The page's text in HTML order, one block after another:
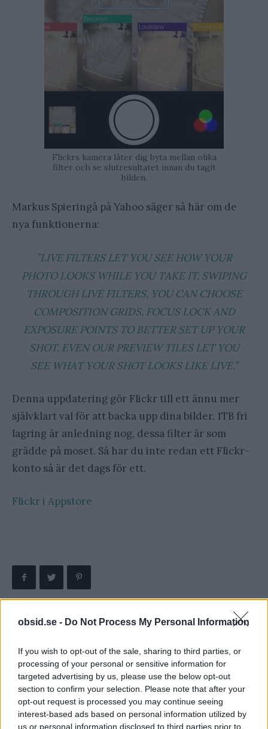
obsid.se - Do Not Process My Personal Information
If you wish to opt-out of the sale, sharing to third parties, or
processing of your personal or sensitive information for
targeted advertising by us, please use the below opt-out
section to confirm your selection. Please note that after your
opt-out request is processed you may continue seeing
interest-based ads based on personal information utilized by
us or personal information disclosed to third parties prior to
Flickrs kamera låter dig byta mellan olika
filter och se slutresultatet innan du tagit
bilden.
Markus Spieringå på Yahoo säger så här om de
nya funktionerna:
”LIVE FILTERS LET YOU SEE HOW YOUR
PHOTO LOOKS WHILE YOU TAKE IT. SWIPING
THROUGH LIVE FILTERS, YOU CAN CHOOSE
COMPOSITION GRIDS, FOCUS LOCK AND
EXPOSURE POINTS TO BETTER SET UP YOUR
SHOT. EVEN OUR PREVIEW TILES LET YOU
SEE WHAT YOUR SHOT LOOKS LIKE LIVE.”
Denna uppdatering gör Flickr till ett ännu mer
självklart val för att backa upp dina bilder. 1TB fri
lagring är anledning nog, dessa filter är som
grädde på moset. Så har du inte redan ett Flickr-
konto så är det dags för ett.
Flickr i Appstore
Gjorde inbrott av misstag,
köpte solglasögon
Mångata, och 10 andra ord
som inte går att översätta